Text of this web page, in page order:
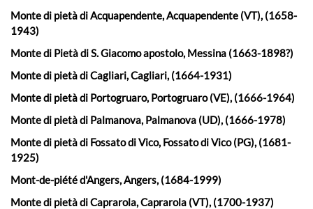
Monte di pietà di Acquapendente, Acquapendente (VT), (1658-
1943)
Monte di Pietà di S. Giacomo apostolo, Messina (1663-1898?)
Monte di pietà di Cagliari, Cagliari, (1664-1931)
Monte di pietà di Portogruaro, Portogruaro (VE), (1666-1964)
Monte di pietà di Palmanova, Palmanova (UD), (1666-1978)
Monte di pietà di Fossato di Vico, Fossato di Vico (PG), (1681-
1925)
Mont-de-piété d'Angers, Angers, (1684-1999)
Monte di pietà di Caprarola, Caprarola (VT), (1700-1937)